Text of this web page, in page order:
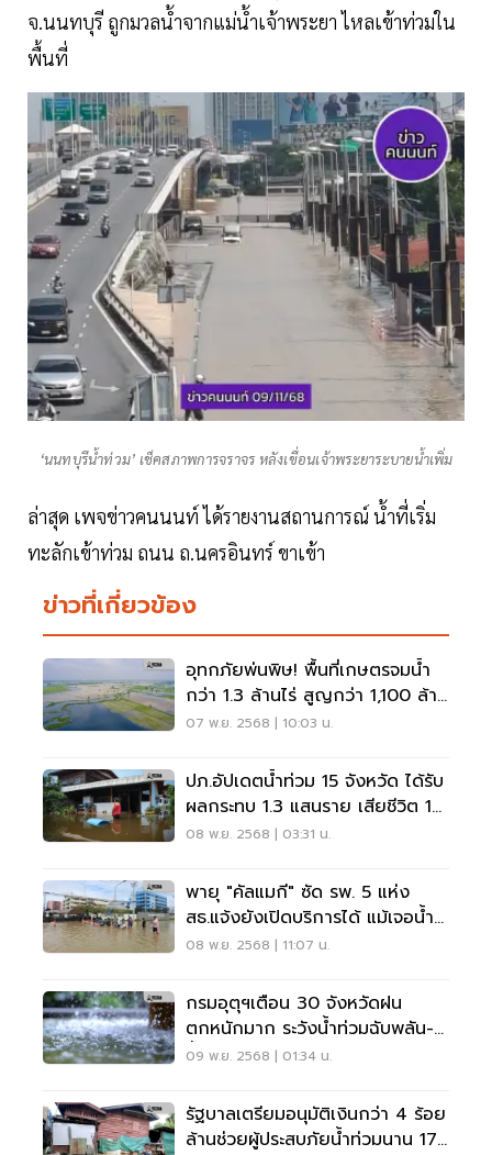
จ.นนทบุรี ถูกมวลน้ำจากแม่น้ำเจ้าพระยา ไหลเข้าท่วมใน
พื้นที่
‘นนทบุรีน้ำท่วม’ เช็คสภาพการจราจร หลังเขื่อนเจ้าพระยาระบายน้ำเพิ่ม
ล่าสุด เพจข่าวคนนนท์ ได้รายงานสถานการณ์ น้ำที่เริ่ม
ทะลักเข้าท่วม ถนน ถ.นครอินทร์ ขาเข้า
ข่าวที่เกี่ยวข้อง
อุทกภัยพ่นพิษ! พื้นที่เกษตรจมน้ำ
กว่า 1.3 ล้านไร่ สูญกว่า 1,100 ล้าน
บาท
07 พ.ย. 2568 | 10:03 น.
ปภ.อัปเดตน้ำท่วม 15 จังหวัด ได้รับ
ผลกระทบ 1.3 แสนราย เสียชีวิต 13
ราย
08 พ.ย. 2568 | 03:31 น.
พายุ "คัลแมกี" ซัด รพ. 5 แห่ง
สธ.แจ้งยังเปิดบริการได้ แม้เจอน้ำ
ท่วม
08 พ.ย. 2568 | 11:07 น.
กรมอุตุฯเตือน 30 จังหวัดฝน
ตกหนักมาก ระวังน้ำท่วมฉับพลัน-
น้ำล้นตลิ่ง
09 พ.ย. 2568 | 01:34 น.
รัฐบาลเตรียมอนุมัติเงินกว่า 4 ร้อย
ล้านช่วยผู้ประสบภัยน้ำท่วมนาน 17